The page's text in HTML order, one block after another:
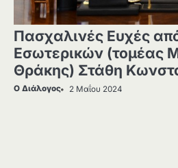
Πασχαλινές Ευχές
Εσωτερικών (τομέας
Θράκης) Στάθη
Ο Διάλογος 2 Μαΐου 2024